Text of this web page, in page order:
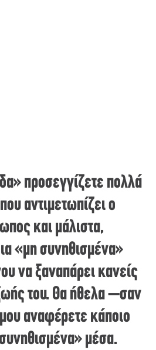
προσεγγίζετε πολλά
αντιμετωπίζει ο
και μάλιστα,
«μη συνηθισμένα»
να ξαναπάρει κανείς
του. Θα ήθελα –σαν
αναφέρετε κάποιο
μέσα.